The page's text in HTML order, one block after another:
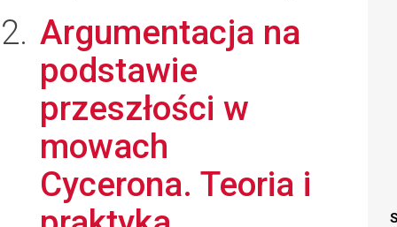
Argumentacja na
podstawie
przeszłości w
mowach
Cycerona. Teoria i